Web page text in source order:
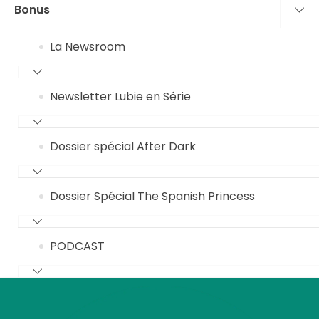
Bonus
La Newsroom
Newsletter Lubie en Série
Dossier spécial After Dark
Dossier Spécial The Spanish Princess
PODCAST